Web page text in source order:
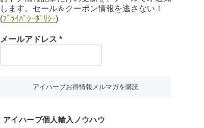
します。セール＆クーポン情報を逃さない！
(ﾌﾟﾗｲﾊﾞｼｰﾎﾟﾘｼｰ)
メールアドレス *
アイハーブ個人輸入ノウハウ